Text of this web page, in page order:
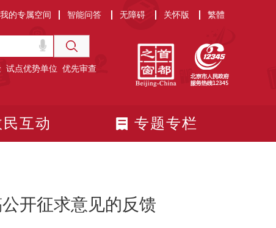
的专属空间 智能问答 无障碍 关怀版 繁體
试点优势单位 优先审查
民互动 专题专栏
开征求意见的反馈